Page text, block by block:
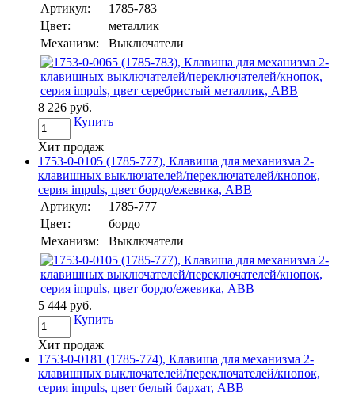
Артикул:
1785-783
Цвет:
металлик
Механизм:
Выключатели
8 226 руб.
Купить
Хит продаж
1753-0-0105 (1785-777), Клавиша для механизма 2-
клавишных выключателей/переключателей/кнопок,
серия impuls, цвет бордо/ежевика, ABB
Артикул:
1785-777
Цвет:
бордо
Механизм:
Выключатели
5 444 руб.
Купить
Хит продаж
1753-0-0181 (1785-774), Клавиша для механизма 2-
клавишных выключателей/переключателей/кнопок,
серия impuls, цвет белый бархат, ABB